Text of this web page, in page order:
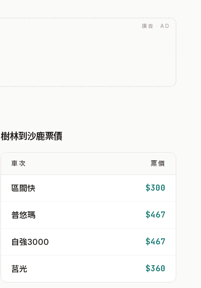
廣告 · AD
樹林到沙鹿票價
車次 票價
區間快 $300
普悠瑪 $467
自強3000 $467
莒光 $360